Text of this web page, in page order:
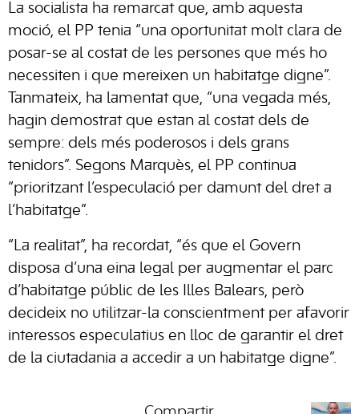
La socialista ha remarcat que, amb aquesta
moció, el PP tenia “una oportunitat molt clara de
posar-se al costat de les persones que més ho
necessiten i que mereixen un habitatge digne”.
Tanmateix, ha lamentat que, “una vegada més,
hagin demostrat que estan al costat dels de
sempre: dels més poderosos i dels grans
tenidors”. Segons Marquès, el PP continua
“prioritzant l’especulació per damunt del dret a
l’habitatge”.
“La realitat”, ha recordat, “és que el Govern
disposa d’una eina legal per augmentar el parc
d’habitatge públic de les Illes Balears, però
decideix no utilitzar-la conscientment per afavorir
interessos especulatius en lloc de garantir el dret
de la ciutadania a accedir a un habitatge digne”.